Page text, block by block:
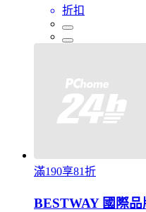
折扣
滿190享81折
BESTWAY 國際